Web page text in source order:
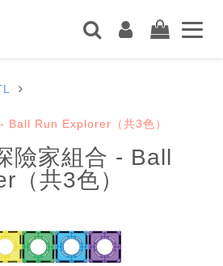
Ball Run Explorer（共3色）
險家組合 - Ball
（共3色）